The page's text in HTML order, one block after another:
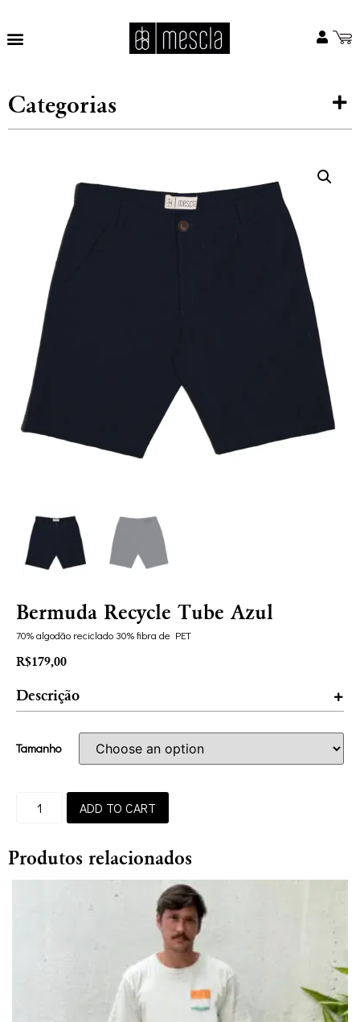
Categorias
Bermuda Recycle Tube Azul
70% algodão reciclado 30% fibra de PET
R$179,00
Descrição
Tamanho
ADD TO CART
Produtos relacionados